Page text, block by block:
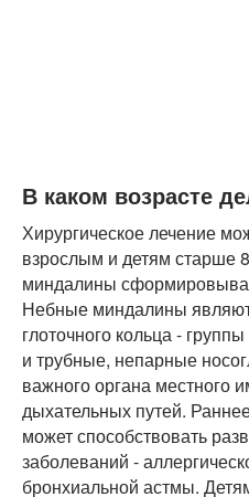
В каком возрасте
Хирургическое лечение
взрослым и детям старше
миндалины
Небные миндалины
глоточного кольца -
и трубные, непарные
важного органа местного
дыхательных путей.
может способствовать
заболеваний -
бронхиальной астмы.